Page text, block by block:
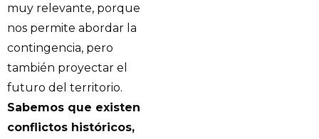
muy relevante, porque
nos permite abordar la
contingencia, pero
también proyectar el
futuro del territorio.
Sabemos que existen
conflictos históricos,